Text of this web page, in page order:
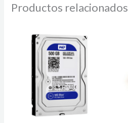
Productos relacionados